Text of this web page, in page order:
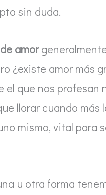
sin duda.
amor
¿existe amor más
el que nos profesan
llorar cuando
mismo, vital
u otra forma